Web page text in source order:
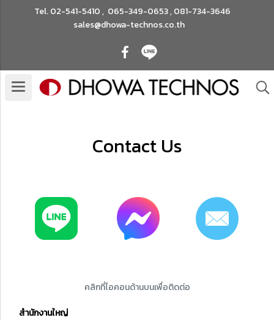
Tel.02-541-5410, 065-349-0653,081-734-3646
sales@dhowa-technos.co.th
Contact Us
คลิกที่ไอคอนด้านบนเพื่อติดต่อ
สำนักงานใหญ่